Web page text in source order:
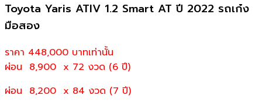
Toyota Yaris ATIV 1.2 Smart AT ปี 2022 รถเก๋ง
มือสอง
ราคา 448,000 บาทเท่านั้น
ผ่อน 8,900 x 72 งวด (6 ปี)
ผ่อน 8,200 x 84 งวด (7 ปี)